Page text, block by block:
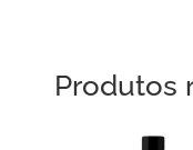
Produtos